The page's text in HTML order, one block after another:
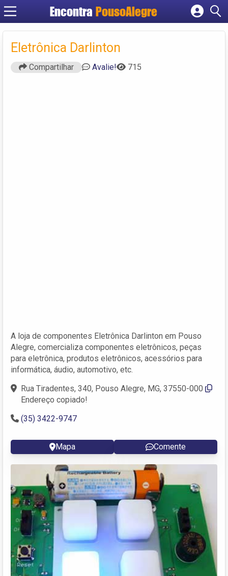
Encontra PousoAlegre
Cadastrar empresa
Criar conta
Eletrônica Darlinton
Compartilhar Avalie! 715
A loja de componentes Eletrônica Darlinton em Pouso
Alegre, comercializa componentes eletrônicos, peças
para eletrônica, produtos eletrônicos, acessórios para
informática, áudio, automotivo, etc.
Rua Tiradentes, 340, Pouso Alegre, MG, 37550-000‎
Endereço copiado!
(35) 3422-9747
Mapa Comente